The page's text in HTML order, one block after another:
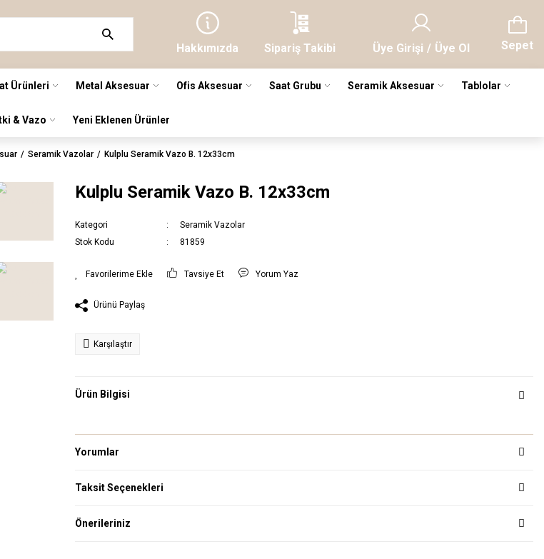
Hakkımızda Sipariş Takibi Üye Girişi / Üye Ol Sepet
Ürünleri Metal Aksesuar Ofis Aksesuar Saat Grubu Seramik Aksesuar Tablolar
& Vazo Yeni Eklenen Ürünler
Seramik Vazolar Kulplu Seramik Vazo B. 12x33cm
Kulplu Seramik Vazo B. 12x33cm
Kategori
Seramik Vazolar
Stok Kodu
81859
Tavsiye Et Yorum Yaz
Ürünü Paylaş
Karşılaştır
Ürün Bilgisi
Yorumlar
Taksit Seçenekleri
Önerileriniz